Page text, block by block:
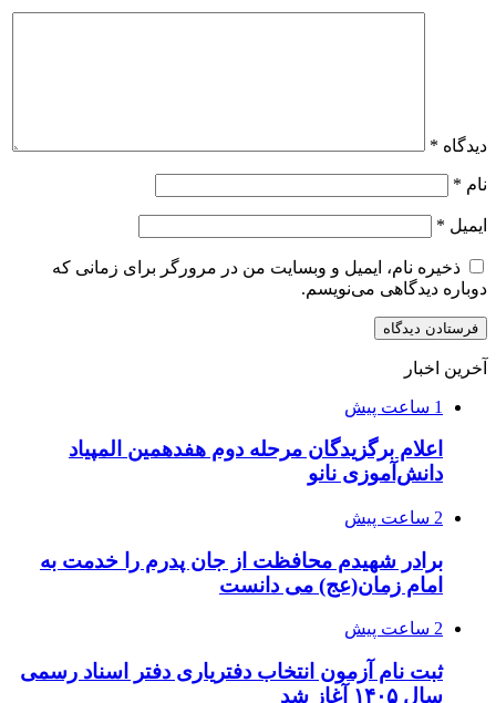
دیدگاه *
نام *
ایمیل *
ذخیره نام، ایمیل و وبسایت من در مرورگر برای زمانی که
دوباره دیدگاهی می‌نویسم.
آخرین اخبار
1 ساعت پیش
اعلام برگزیدگان مرحله دوم هفدهمین المپیاد
دانش‌آموزی نانو
2 ساعت پیش
برادر شهیدم محافظت از جان پدرم را خدمت به
امام زمان(عج) می دانست
2 ساعت پیش
ثبت نام آزمون انتخاب دفتریاری دفتر اسناد رسمی
سال ۱۴۰۵ آغاز شد